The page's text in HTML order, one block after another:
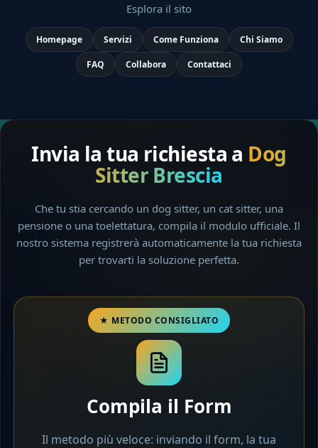
Esplora il sito
Homepage Servizi Come Funziona Chi Siamo
FAQ Collabora Contattaci
Invia la tua richiesta a Dog
Sitter Brescia
Che tu stia cercando un dog sitter, un cat sitter, una
pensione o una toelettatura, compila il modulo ufficiale. Il
nostro sistema registrerà automaticamente la tua richiesta
per trovarti la soluzione perfetta.
Compila il Form
Il metodo più veloce: inviando il form, la tua